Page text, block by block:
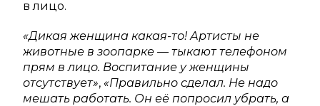
в лицо.
«Дикая женщина какая-то! Артисты не
животные в зоопарке — тыкают телефоном
прям в лицо. Воспитание у женщины
отсутствует», «Правильно сделал. Не надо
мешать работать. Он её попросил убрать, а